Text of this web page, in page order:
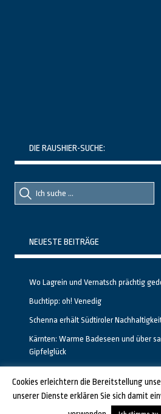
DIE RAUSHIER-SUCHE:
Suche
nach::
Suche
nach:
NEUESTE BEITRÄGE
Wo Lagrein und Vernatsch prächtig
Buchtipp: oh! Venedig
Schenna erhält Südtiroler
Kärnten: Warme Badeseen und über
Gipfelglück
GESTALTET UND PROGRAMMIERT VON
Cookies erleichtern die Bereitstellung
unserer Dienste erklären Sie sich damit